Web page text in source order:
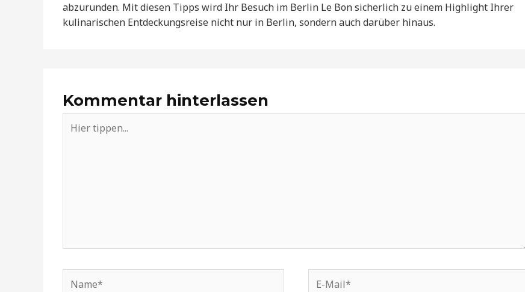
abzurunden. Mit diesen Tipps wird Ihr Besuch im Berlin Le Bon sicherlich zu einem Highlight Ihrer
kulinarischen Entdeckungsreise nicht nur in Berlin, sondern auch darüber hinaus.
Kommentar hinterlassen
tippen...